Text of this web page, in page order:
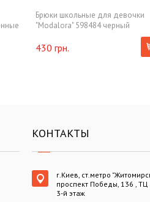
Брюки школьные для девочки
"Modalora" 598484 черный
430 грн.
КОНТАКТЫ
г.Киев, ст.метро
проспект Победы, 136 , ТЦ
3-й этаж